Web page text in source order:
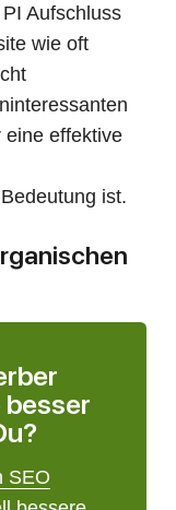
Aufschluss
wie oft
eine effektive
ist.
besser
SEO